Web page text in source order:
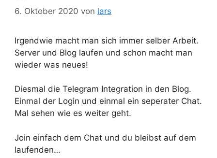
6. Oktober 2020 von lars
Irgendwie macht man sich immer selber Arbeit.
Server und Blog laufen und schon macht man
wieder was neues!
Diesmal die Telegram Integration in den Blog.
Einmal der Login und einmal ein seperater Chat.
Mal sehen wie es weiter geht.
Join einfach dem Chat und du bleibst auf dem
laufenden…